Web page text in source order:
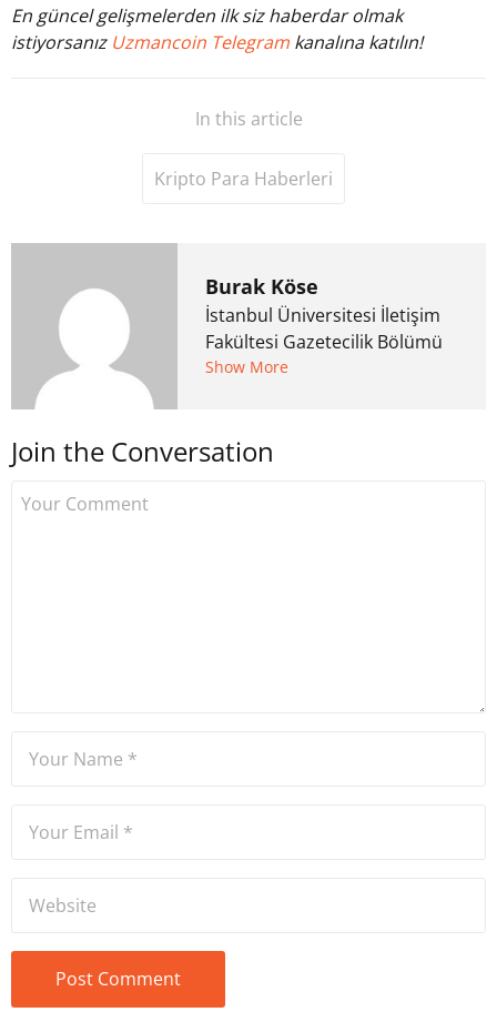
En güncel gelişmelerden ilk siz haberdar olmak
istiyorsanız Uzmancoin Telegram kanalına katılın!
In this article
Kripto Para Haberleri
Burak Köse
İstanbul Üniversitesi İletişim
Fakültesi Gazetecilik Bölümü
mezunu. 6 yıl ana akım
kurdu. 2017'nin Mayıs ayından
Show More
Join the Conversation